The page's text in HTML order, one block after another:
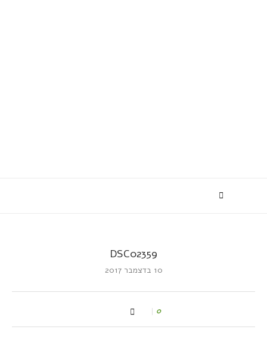
DSC02359
10 בדצמבר 2017
0